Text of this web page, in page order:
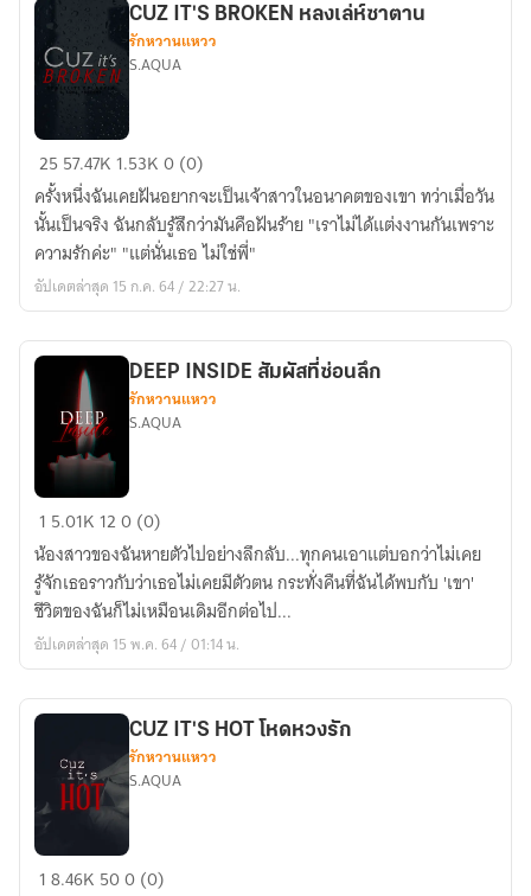
CUZ
IT'S
BROKEN
หลง
เล่ห์
ซาตาน
CUZ IT'S BROKEN หลงเล่ห์ซาตาน
รักหวานแหวว
S.AQUA
25 57.47K 1.53K0 (0)
ครั้งหนึ่งฉันเคยฝันอยากจะเป็นเจ้าสาวในอนาคตของเขา ทว่าเมื่อวัน
นั้นเป็นจริง ฉันกลับรู้สึกว่ามันคือฝันร้าย "เราไม่ได้แต่งงานกันเพราะ
ความรักค่ะ" "แต่นั่นเธอ ไม่ใช่พี่"
อัปเดตล่าสุด 15 ก.ค. 64 / 22:27 น.
DEEP
INSIDE
สัมผัส
ที่
ซ่อน
ลึก
DEEP INSIDE สัมผัสที่ซ่อนลึก
รักหวานแหวว
S.AQUA
1 5.01K 120 (0)
น้องสาวของฉันหายตัวไปอย่างลึกลับ...ทุกคนเอาแต่บอกว่าไม่เคย
รู้จักเธอราวกับว่าเธอไม่เคยมีตัวตน กระทั่งคืนที่ฉันได้พบกับ 'เขา'
ชีวิตของฉันก็ไม่เหมือนเดิมอีกต่อไป...
อัปเดตล่าสุด 15 พ.ค. 64 / 01:14 น.
CUZ
CUZ IT'S HOT โหดหวงรัก
รักหวานแหวว
S.AQUA
18.46K 500 (0)